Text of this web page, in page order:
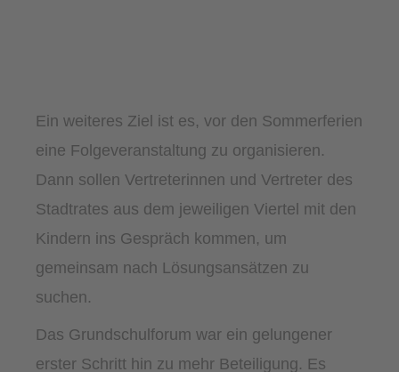
Ein weiteres Ziel ist es, vor den Sommerferien
eine Folgeveranstaltung zu organisieren.
Dann sollen Vertreterinnen und Vertreter des
Stadtrates aus dem jeweiligen Viertel mit den
Kindern ins Gespräch kommen, um
gemeinsam nach Lösungsansätzen zu
suchen.
Das Grundschulforum war ein gelungener
erster Schritt hin zu mehr Beteiligung. Es